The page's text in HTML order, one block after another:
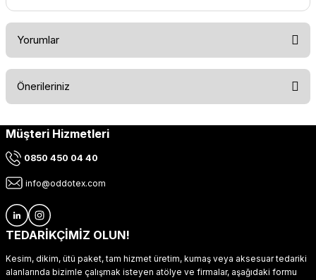
Yorumlar
Önerileriniz
Bu ürünün fiyat bilgisi, resim, ürün açıklamalarında ve diğer
kullanarak tarafımıza iletebilirsiniz.
Ürün resmi kalitesiz, bozuk veya görüntülenemiyor.
Ürün açıklamasında eksik bilgiler bulunuyor.
Ürün fiyatı diğer sitelerden daha pahalı.
Müşteri Hizmetleri
0850 450 04 40
info@oddotex.com
TEDARİKÇİMİZ OLUN!
Kesim, dikim, ütü paket, tam hizmet üretim, kumaş veya aksesuar tedariki
alanlarında bizimle çalışmak isteyen atölye ve firmalar, aşağıdaki formu